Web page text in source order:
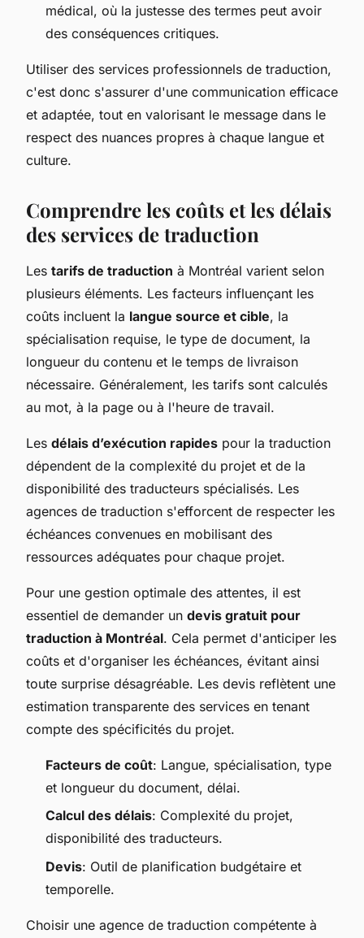
médical, où la justesse des termes peut avoir
des conséquences critiques.
Utiliser des services professionnels de traduction,
c'est donc s'assurer d'une communication efficace
et adaptée, tout en valorisant le message dans le
respect des nuances propres à chaque langue et
culture.
Comprendre les coûts et les délais
des services de traduction
Les tarifs de traduction à Montréal varient selon
plusieurs éléments. Les facteurs influençant les
coûts incluent la langue source et cible, la
spécialisation requise, le type de document, la
longueur du contenu et le temps de livraison
nécessaire. Généralement, les tarifs sont calculés
au mot, à la page ou à l'heure de travail.
Les délais d’exécution rapides pour la traduction
dépendent de la complexité du projet et de la
disponibilité des traducteurs spécialisés. Les
agences de traduction s'efforcent de respecter les
échéances convenues en mobilisant des
ressources adéquates pour chaque projet.
Pour une gestion optimale des attentes, il est
essentiel de demander un devis gratuit pour
traduction à Montréal. Cela permet d'anticiper les
coûts et d'organiser les échéances, évitant ainsi
toute surprise désagréable. Les devis reflètent une
estimation transparente des services en tenant
compte des spécificités du projet.
Facteurs de coût: Langue, spécialisation, type
et longueur du document, délai.
Calcul des délais: Complexité du projet,
disponibilité des traducteurs.
Devis: Outil de planification budgétaire et
temporelle.
Choisir une agence de traduction compétente à